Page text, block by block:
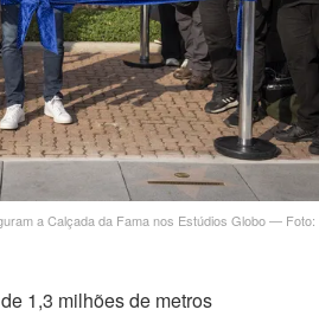
a Calçada da Fama nos Estúdios Globo — Foto:
1,3 milhões de metros